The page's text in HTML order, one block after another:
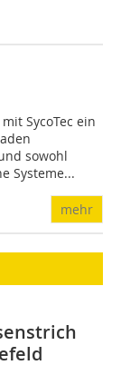
SycoTec ein
sowohl
Systeme...
mehr